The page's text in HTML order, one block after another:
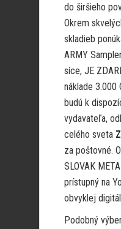
do širšieho
Okrem
skladieb
ARMY
síce, JE
náklade 3.000
budú k
vydavateľa,
celého sveta
za poštovné.
SLOVAK
prístupný na
obvyklej
Podobný